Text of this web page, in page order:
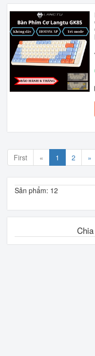
First « 1 2 »
Sản phẩm: 12